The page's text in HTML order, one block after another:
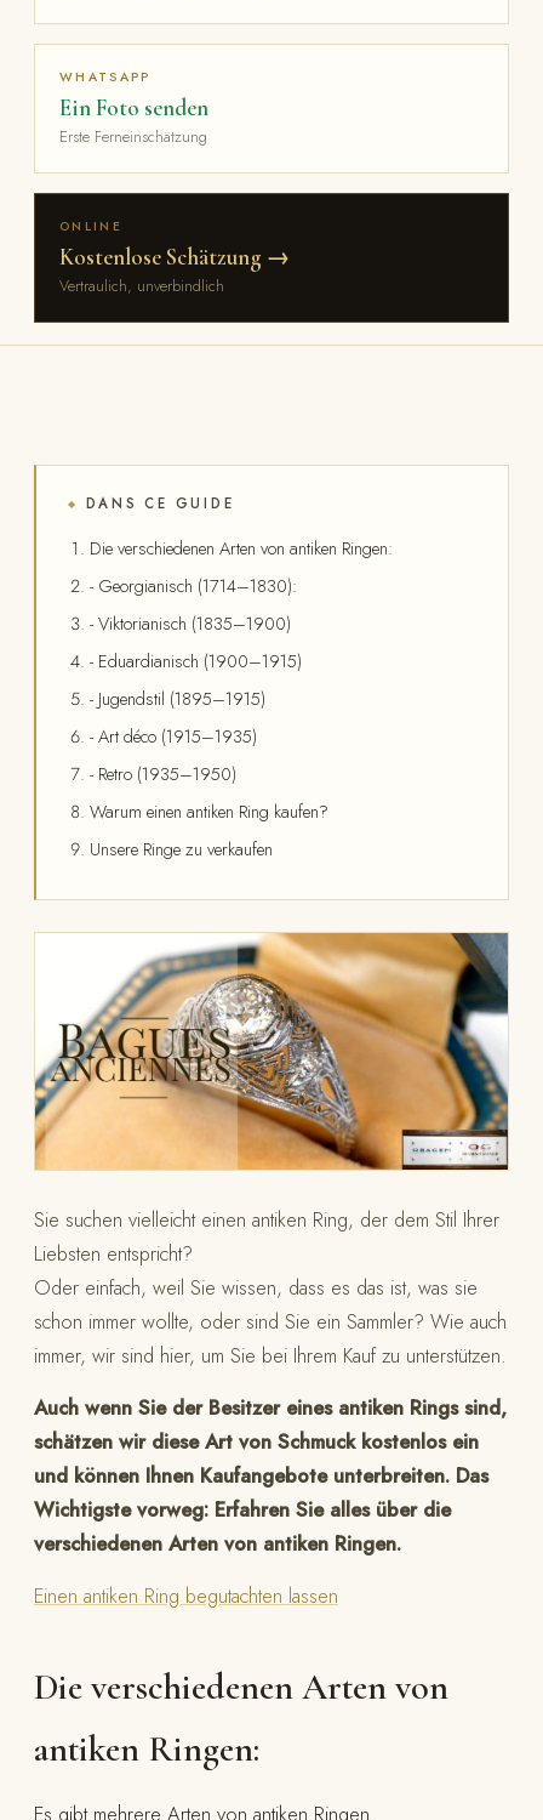
WHATSAPP
Ein Foto senden
Erste Ferneinschätzung
ONLINE
Kostenlose Schätzung →
Vertraulich, unverbindlich
◆ DANS CE GUIDE
Die verschiedenen Arten von antiken Ringen:
- Georgianisch (1714–1830):
- Viktorianisch (1835–1900)
- Eduardianisch (1900–1915)
- Jugendstil (1895–1915)
- Art déco (1915–1935)
- Retro (1935–1950)
Warum einen antiken Ring kaufen?
Unsere Ringe zu verkaufen
Sie suchen vielleicht einen antiken Ring, der dem Stil Ihrer
Liebsten entspricht?
Oder einfach, weil Sie wissen, dass es das ist, was sie
schon immer wollte, oder sind Sie ein Sammler? Wie auch
immer, wir sind hier, um Sie bei Ihrem Kauf zu unterstützen.
Auch wenn Sie der Besitzer eines antiken Rings sind,
schätzen wir diese Art von Schmuck kostenlos ein
und können Ihnen Kaufangebote unterbreiten. Das
Wichtigste vorweg: Erfahren Sie alles über die
verschiedenen Arten von antiken Ringen.
Einen antiken Ring begutachten lassen
Die verschiedenen Arten von
antiken Ringen:
Es gibt mehrere Arten von antiken Ringen.